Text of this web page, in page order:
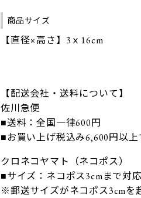
商品サイズ
【直径×高さ】3ｘ16cm
【配送会社・送料について】
佐川急便
■送料：全国一律600円
■お買い上げ税込み6,600円以上
クロネコヤマト（ネコポス）
■サイズ：ネコポス3cmまで対応
※郵送サイズがネコポス3cmを